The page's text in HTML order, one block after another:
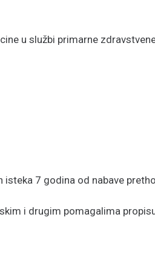
u službi primarne
7 godina od nabave
i drugim pomagalima